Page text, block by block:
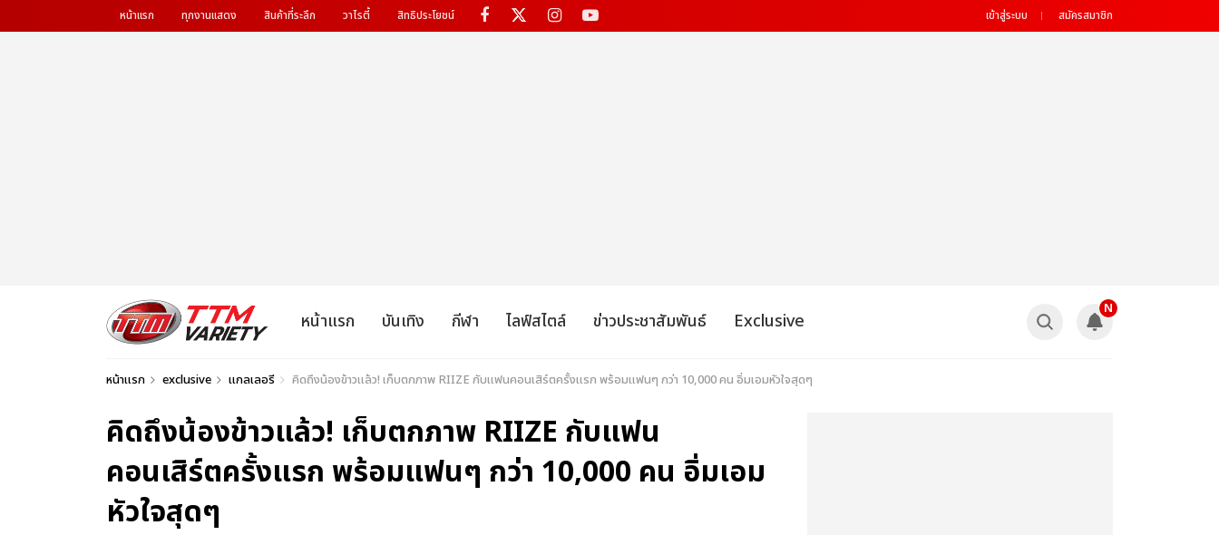
หน้าแรก ทุกงานแสดง สินค้าที่ระลึก วาไรตี้ สิทธิประโยชน์ เข้าสู่ระบบ สมัครสมาชิก
หน้าแรก บันเทิง กีฬา ไลฟ์สไตล์ ข่าวประชาสัมพันธ์ Exclusive
N
หน้าแรก exclusive แกลเลอรี คิดถึงน้องข้าวแล้ว! เก็บตกภาพ RIIZE กับแฟนคอนเสิร์ตครั้งแรก พร้อมแฟนๆ กว่า 10,000 คน อิ่มเอมหัวใจสุดๆ
คิดถึงน้องข้าวแล้ว! เก็บตกภาพ RIIZE กับแฟน
คอนเสิร์ตครั้งแรก พร้อมแฟนๆ กว่า 10,000 คน อิ่มเอม
หัวใจสุดๆ